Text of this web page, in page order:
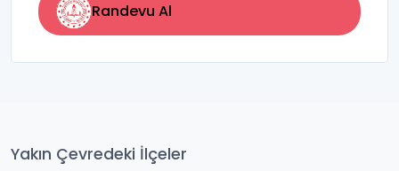
Randevu Al
Yakın Çevredeki İlçeler